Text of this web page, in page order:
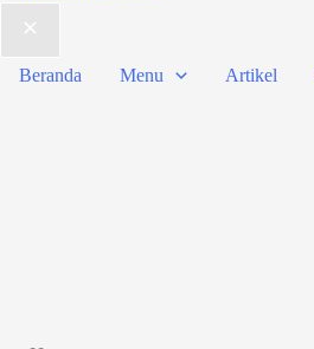
Beranda Menu Artikel